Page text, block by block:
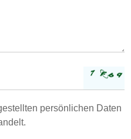
persönlichen Daten